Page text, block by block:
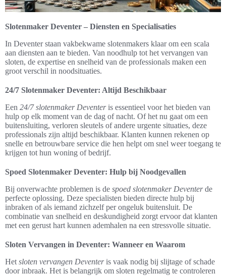
Slotenmaker Deventer – Diensten en Specialisaties
In Deventer staan vakbekwame slotenmakers klaar om een scala
aan diensten aan te bieden. Van noodhulp tot het vervangen van
sloten, de expertise en snelheid van de professionals maken een
groot verschil in noodsituaties.
24/7 Slotenmaker Deventer: Altijd Beschikbaar
Een 24/7 slotenmaker Deventeris essentieel voor het bieden van
hulp op elk moment van de dag of nacht. Of het nu gaat om een
buitensluiting, verloren sleutels of andere urgente situaties, deze
professionals zijn altijd beschikbaar. Klanten kunnen rekenen op
snelle en betrouwbare service die hen helpt om snel weer toegang te
krijgen tot hun woning of bedrijf.
Spoed Slotenmaker Deventer: Hulp bij Noodgevallen
Bij onverwachte problemen is de spoed slotenmaker Deventerde
perfecte oplossing. Deze specialisten bieden directe hulp bij
inbraken of als iemand zichzelf per ongeluk buitensluit. De
combinatie van snelheid en deskundigheid zorgt ervoor dat klanten
met een gerust hart kunnen ademhalen na een stressvolle situatie.
Sloten Vervangen in Deventer: Wanneer en Waarom
Het sloten vervangen Deventeris vaak nodig bij slijtage of schade
door inbraak. Het is belangrijk om sloten regelmatig te controleren